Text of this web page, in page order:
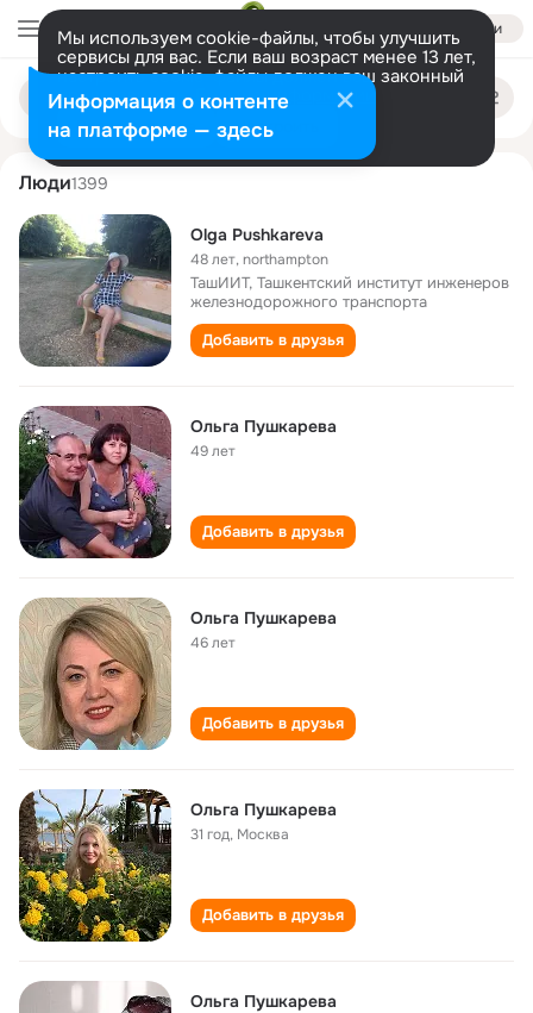
Войти
Мы используем cookie-файлы, чтобы улучшить
сервисы для вас. Если ваш возраст менее 13 лет,
настроить cookie-файлы должен ваш законный
представитель. Больше информации
Разрешить все Настроить
Поиск
людям
olga pushkareva
Люди1399
Olga Pushkareva
48 лет,northampton
ТашИИТ, Ташкентский институт инженеров
железнодорожного транспорта
Добавить в друзья
Ольга Пушкарева
49 лет
Добавить в друзья
Ольга Пушкарева
46 лет
Добавить в друзья
Ольга Пушкарева
31 год, Москва
Добавить в друзья
Ольга Пушкарева
Информация о контенте
на платформе — здесь